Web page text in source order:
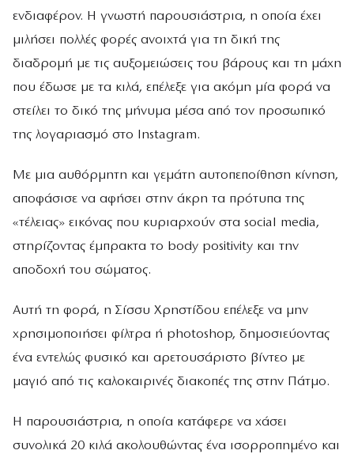
ενδιαφέρον. Η γνωστή παρουσιάστρια, η οποία έχει
μιλήσει πολλές φορές ανοιχτά για τη δική της
διαδρομή με τις αυξομειώσεις του βάρους και τη μάχη
που έδωσε με τα κιλά, επέλεξε για ακόμη μία φορά να
στείλει το δικό της μήνυμα μέσα από τον προσωπικό
της λογαριασμό στο Instagram.
Με μια αυθόρμητη και γεμάτη αυτοπεποίθηση κίνηση,
αποφάσισε να αφήσει στην άκρη τα πρότυπα της
«τέλειας» εικόνας που κυριαρχούν στα social media,
στηρίζοντας έμπρακτα το body positivity και την
αποδοχή του σώματος.
Αυτή τη φορά, η Σίσσυ Χρηστίδου επέλεξε να μην
χρησιμοποιήσει φίλτρα ή photoshop, δημοσιεύοντας
ένα εντελώς φυσικό και αρετουσάριστο βίντεο με
μαγιό από τις καλοκαιρινές διακοπές της στην Πάτμο.
Η παρουσιάστρια, η οποία κατάφερε να χάσει
συνολικά 20 κιλά ακολουθώντας ένα ισορροπημένο και